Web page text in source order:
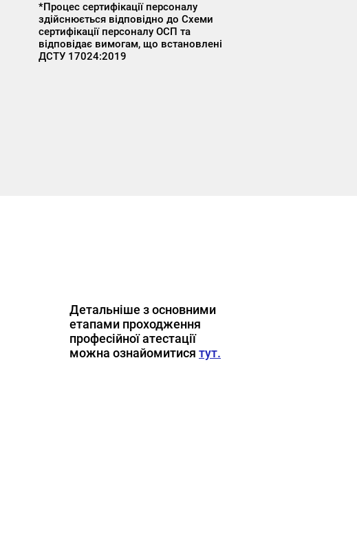
*Процес сертифікації персоналу
здійснюється відповідно до Схеми
сертифікації персоналу ОСП та
відповідає вимогам, що встановлені
ДСТУ 17024:2019
Детальніше з основними
етапами проходження
професійної атестації
можна ознайомитися тут.